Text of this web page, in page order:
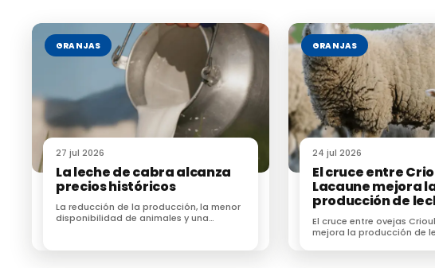
Ganaderos de Chihuahua enfrentan una crisis por
Nicaragua obstaculiza la lucha contra el gusano
GRANJAS
27 jul 2026
La leche de cabra alcanza
precios históricos
La reducción de la producción, la menor
disponibilidad de animales y una
GRANJAS
24 jul 2026
El cruce entre
Lacaune mejora
producción de
El cruce entre ovejas
mejora la producción de